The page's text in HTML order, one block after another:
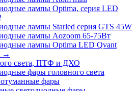
лампы Optima, серия LED
лампы Starled серия GTS 45W
лампы Aozoom 65-75Вт
лампы Optima LED Qvant
→
света, ПТФ и ДХО
фары головного света
фары